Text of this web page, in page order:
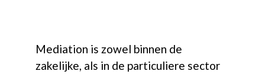
Mediation is zowel binnen de
zakelijke, als in de particuliere sector